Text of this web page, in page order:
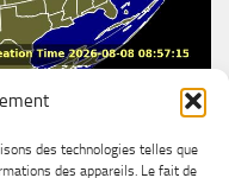
des technologies telles que
des appareils. Le fait de